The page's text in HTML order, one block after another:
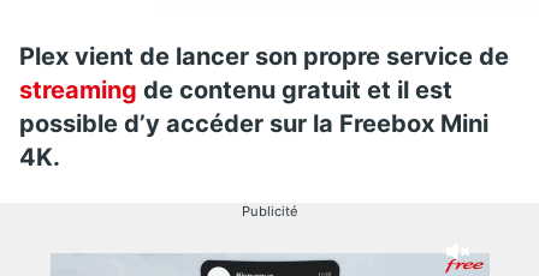
Plex vient de lancer son propre service de
streaming de contenu gratuit et il est
possible d’y accéder sur la Freebox Mini
4K.
Publicité